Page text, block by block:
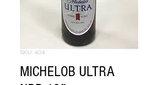
SKU: 404
MICHELOB ULTRA